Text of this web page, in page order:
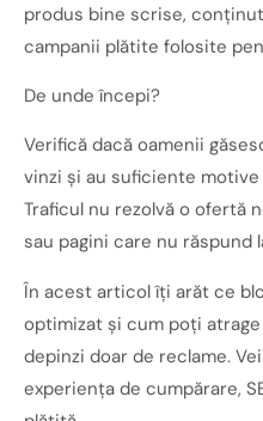
produs bine scrise,
campanii plătite folosite
De unde începi?
Verifică dacă oamenii
vinzi și au suficiente
Traficul nu rezolvă o ofertă
sau pagini care nu răspund
În acest articol îți arăt ce
optimizat și cum poți
depinzi doar de reclame.
experiența de cumpărare,